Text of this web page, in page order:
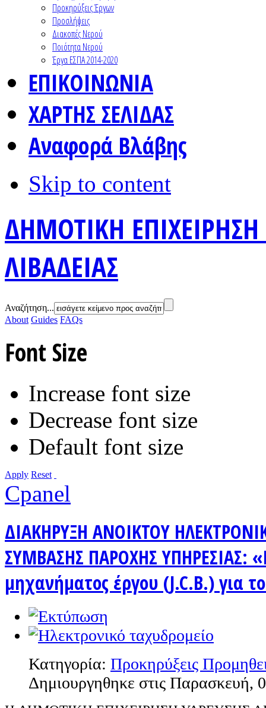
Προκηρύξεις Έργων
Προσλήψεις
Διακοπές Νερού
Ποιότητα Νερού
Έργα ΕΣΠΑ 2014-2020
ΕΠΙΚΟΙΝΩΝΙΑ
ΧΑΡΤΗΣ ΣΕΛΙΔΑΣ
Αναφορά Βλάβης
Skip to content
ΔΗΜΟΤΙΚΗ
ΛΙΒΑΔΕΙΑΣ
Αναζήτηση...
About Guides FAQs
Font Size
Increase font size
Decrease font size
Default font size
Apply Reset
Cpanel
ΔΙΑΚΗΡΥΞΗ ΑΝΟΙΚΤΟΥ
ΣΥΜΒΑΣΗΣ ΠΑΡΟΧΗΣ ΥΠΗΡΕΣΙΑΣ:
μηχανήματος έργου (J.C.B.) για
Κατηγορία: Προκηρύξεις
Δημιουργηθηκε στις Παρασκευή,